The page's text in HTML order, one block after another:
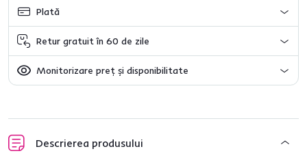
Plată
Retur gratuit în 60 de zile
Monitorizare preț și disponibilitate
Descrierea produsului